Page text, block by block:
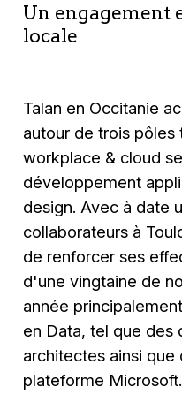
Un engagement
locale
Talan en Occitanie
autour de trois pôles
workplace & cloud
développement
design. Avec à date
collaborateurs à
de renforcer ses
d'une vingtaine de
année
en Data, tel que des
architectes ainsi que
plateforme Microsoft.